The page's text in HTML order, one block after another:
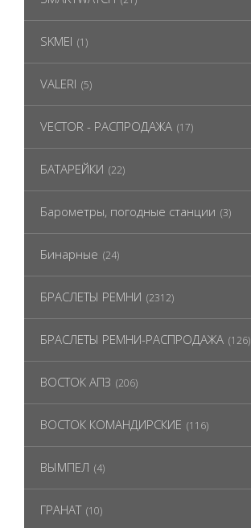
SKMEI (1)
VALERI (5)
VECTOR - РАСПРОДАЖА (17)
БАТАРЕЙКИ (22)
Барометры, погодные станции (3)
Бинарные (24)
БРАСЛЕТЫ РЕМНИ (2312)
БРАСЛЕТЫ РЕМНИ-РАСПРОДАЖА (126)
ВОСТОК АПЗ (206)
ВОСТОК КОМАНДИРСКИЕ (116)
ВЫМПЕЛ (4)
ГРАНАТ (10)